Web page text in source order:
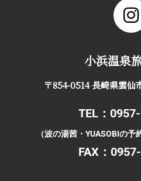
小浜温泉
〒854-0514 長崎県雲仙
TEL：
（波の湯茜・YUASOBIの予
FAX：